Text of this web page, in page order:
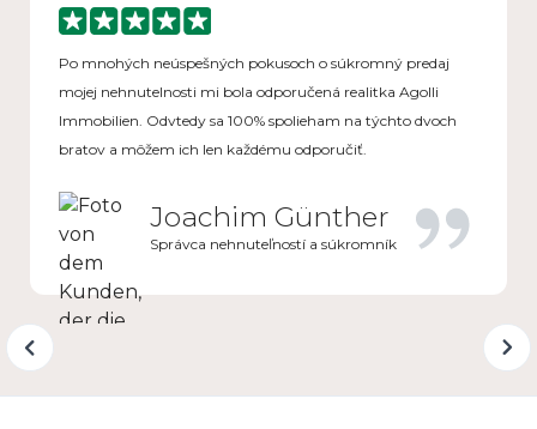
Po mnohých neúspešných pokusoch o súkromný predaj
mojej nehnutelnosti mi bola odporučená realitka Agolli
Immobilien. Odvtedy sa 100% spolieham na týchto dvoch
bratov a môžem ich len každému odporučiť.
Joachim Günther
Správca nehnuteľností a súkromník